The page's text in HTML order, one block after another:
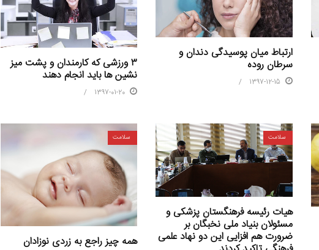
ارتباط میان پوسیدگی دندان و
سرطان روده
1397-12-15
۳ ورزشی که کارمندان و پشت میز
نشین ها باید انجام دهند
1397-01-20
سلامت
هیات رئیسه فرهنگستان پزشکی و
مسئولان بنیاد ملی نخبگان بر
ضرورت هم افزایی این دو نهاد علمی
سلامت
همه چیز راجع به زردی نوزادان